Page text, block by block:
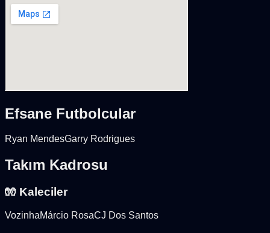
Efsane Futbolcular
Ryan MendesGarry Rodrigues
Takım Kadrosu
🧤 Kaleciler
VozinhaMárcio RosaCJ Dos Santos